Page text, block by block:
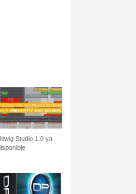
Studio 1.0 ya